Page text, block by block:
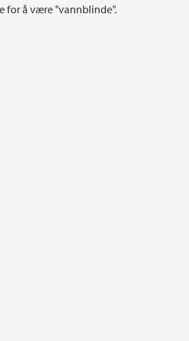
for å være "vannblinde".